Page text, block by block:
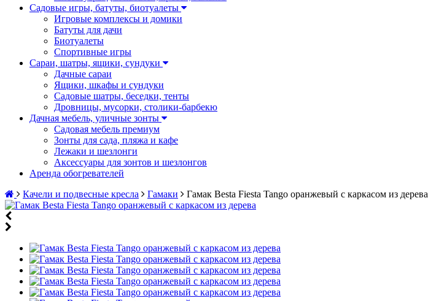
Садовые игры, батуты, биотуалеты
Игровые комплексы и домики
Батуты для дачи
Биотуалеты
Спортивные игры
Сараи, шатры, ящики, сундуки
Дачные сараи
Ящики, шкафы и сундуки
Садовые шатры, беседки, тенты
Дровницы, мусорки, столики-барбекю
Дачная мебель, уличные зонты
Садовая мебель премиум
Зонты для сада, пляжа и кафе
Лежаки и шезлонги
Аксессуары для зонтов и шезлонгов
Аренда обогревателей
Качели и подвесные кресла
Гамаки Гамак Besta Fiesta Tango оранжевый с каркасом из дерева